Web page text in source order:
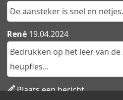
De aansteker is snel en
René 19.04.2024
Bedrukken op het leer van de
heupfles...
Plaats een bericht